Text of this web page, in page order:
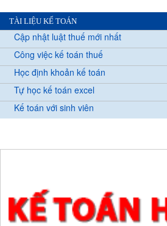
TÀI LIỆU KẾ TOÁN
Cập nhật luật thuế mới nhất
Công việc kế toán thuế
Học định khoản kế toán
Tự học kế toán excel
Kế toán với sinh viên